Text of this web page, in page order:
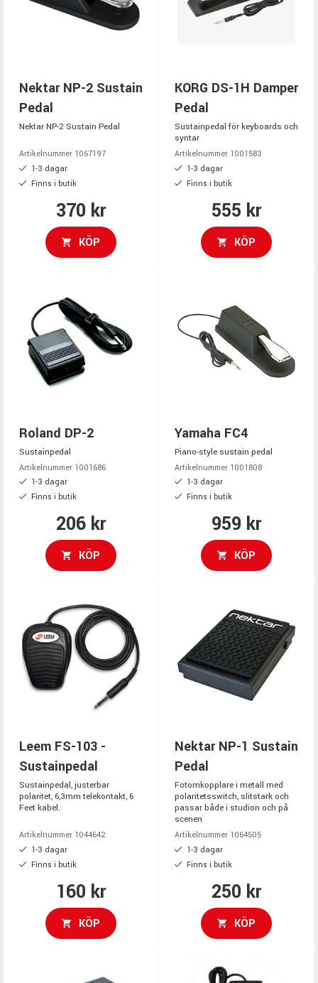
Nektar NP-2 Sustain
Pedal
Nektar NP-2 Sustain Pedal
Artikelnummer 1067197
1-3 dagar
Finns i butik
370 kr
KÖP
KORG DS-1H Damper
Pedal
Sustainpedal för keyboards och
syntar
Artikelnummer 1001583
1-3 dagar
Finns i butik
555 kr
KÖP
Roland DP-2
Sustainpedal
Artikelnummer 1001686
1-3 dagar
Finns i butik
206 kr
KÖP
Yamaha FC4
Piano-style sustain pedal
Artikelnummer 1001808
1-3 dagar
Finns i butik
959 kr
KÖP
Leem FS-103 -
Sustainpedal
Sustainpedal, justerbar
polaritet, 6,3mm telekontakt, 6
Feet kabel.
Artikelnummer 1044642
1-3 dagar
Finns i butik
160 kr
KÖP
Nektar NP-1 Sustain
Pedal
Fotomkopplare i metall med
polaritetsswitch, slitstark och
passar både i studion och på
scenen
Artikelnummer 1064505
1-3 dagar
Finns i butik
250 kr
KÖP